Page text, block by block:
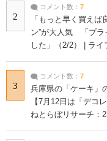
2
コメント数： 7
「もっと早く買え
ン”が大人気 「プラ
した」（2/2） | ライ
3
コメント数： 7
兵庫県の「ケーキ」
【7月12日は「デコ
ねとらぼリサーチ：